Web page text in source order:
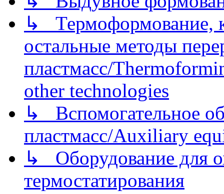
↳ Термоформование,
остальные методы
пластмасс/
other technologies
↳ Вспомогательное
пластмасс/Auxiliary
↳ Оборудование для
термостатирования